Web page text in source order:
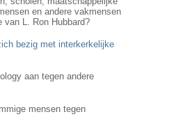
en andere vakmensen
van L. Ron Hubbard?
bezig met interkerkelijke
aan tegen andere
mensen tegen